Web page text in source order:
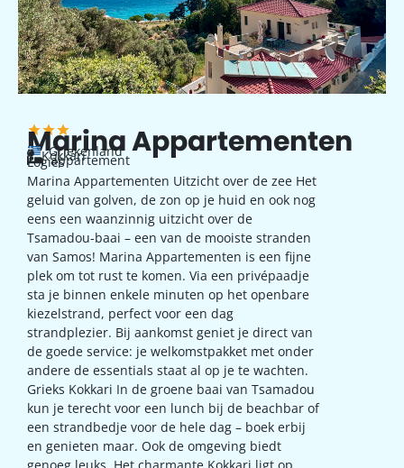
Marina Appartementen
Griekenland
Kokkari
appartement
Logies
Marina Appartementen Uitzicht over de zee Het
geluid van golven, de zon op je huid en ook nog
eens een waanzinnig uitzicht over de
Tsamadou-baai – een van de mooiste stranden
van Samos! Marina Appartementen is een fijne
plek om tot rust te komen. Via een privépaadje
sta je binnen enkele minuten op het openbare
kiezelstrand, perfect voor een dag
strandplezier. Bij aankomst geniet je direct van
de goede service: je welkomstpakket met onder
andere de essentials staat al op je te wachten.
Grieks Kokkari In de groene baai van Tsamadou
kun je terecht voor een lunch bij de beachbar of
een strandbedje voor de hele dag – boek erbij
en genieten maar. Ook de omgeving biedt